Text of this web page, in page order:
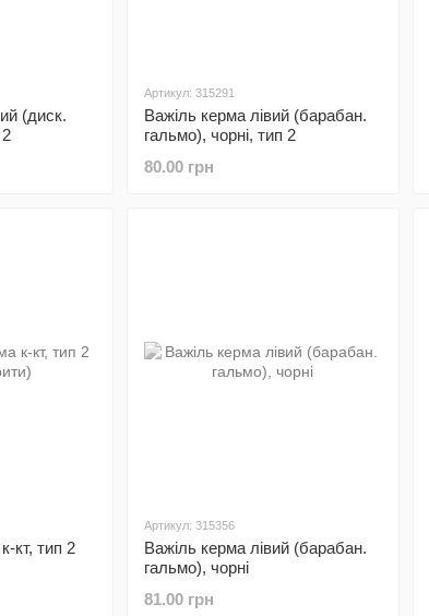
(диск.
Артикул: 315291
Важіль керма лівий (барабан.
гальмо), чорні, тип 2
80.00 грн
кт, тип 2
Артикул: 315356
Важіль керма лівий (барабан.
гальмо), чорні
81.00 грн